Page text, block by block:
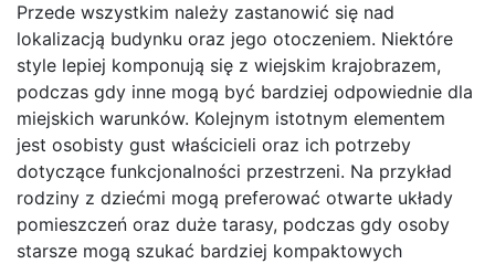
Przede wszystkim należy zastanowić się nad
lokalizacją budynku oraz jego otoczeniem. Niektóre
style lepiej komponują się z wiejskim krajobrazem,
podczas gdy inne mogą być bardziej odpowiednie dla
miejskich warunków. Kolejnym istotnym elementem
jest osobisty gust właścicieli oraz ich potrzeby
dotyczące funkcjonalności przestrzeni. Na przykład
rodziny z dziećmi mogą preferować otwarte układy
pomieszczeń oraz duże tarasy, podczas gdy osoby
starsze mogą szukać bardziej kompaktowych